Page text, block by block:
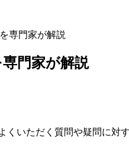
専門家が解説
門家が解説
いただく質問や疑問に対